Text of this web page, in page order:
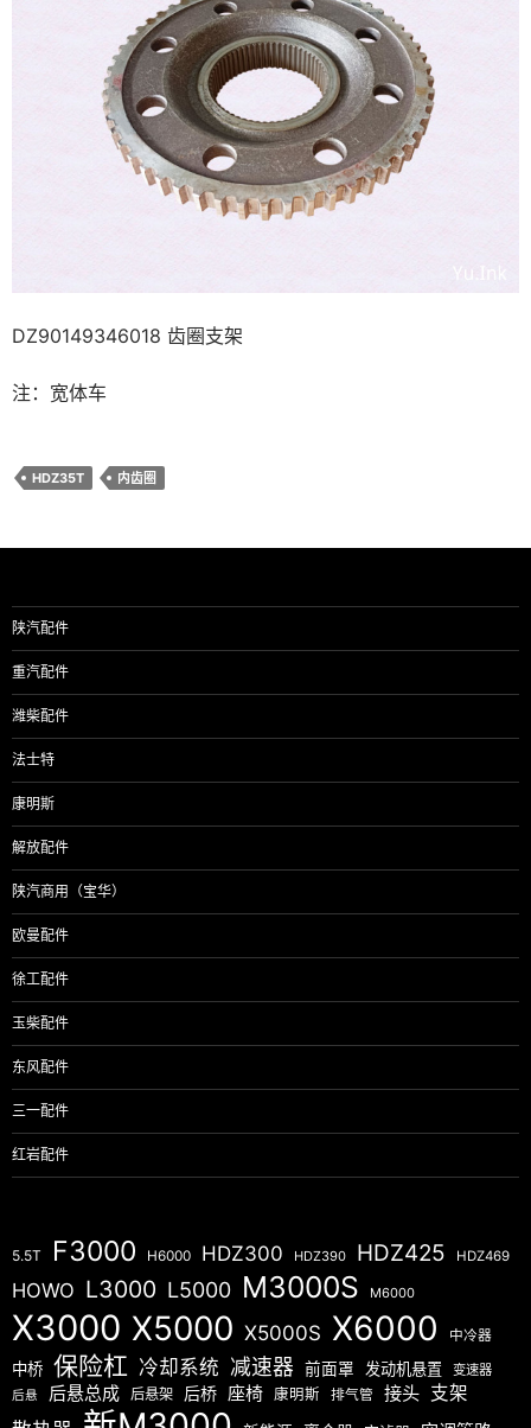
DZ90149346018 齿圈支架
注：宽体车
HDZ35T 内齿圈
陕汽配件
重汽配件
潍柴配件
法士特
康明斯
解放配件
陕汽商用（宝华）
欧曼配件
徐工配件
玉柴配件
东风配件
三一配件
红岩配件
5.5T F3000 H6000 HDZ300 HDZ390 HDZ425 HDZ469
HOWO L3000 L5000 M3000S M6000
X3000 X5000 X5000S X6000 中冷器
中桥 保险杠 冷却系统 减速器 前面罩 发动机悬置 变速器
后悬 后悬总成 后悬架 后桥 座椅 康明斯 排气管 接头 支架